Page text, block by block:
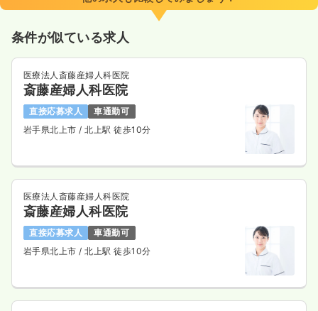
条件が似ている求人
医療法人斎藤産婦人科医院
斎藤産婦人科医院
直接応募求人
車通勤可
岩手県北上市/ 北上駅 徒歩10分
医療法人斎藤産婦人科医院
斎藤産婦人科医院
直接応募求人
車通勤可
岩手県北上市/ 北上駅 徒歩10分